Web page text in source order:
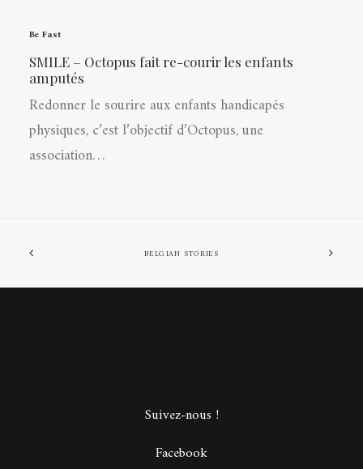
Be Fast
SMILE – Octopus fait re-courir les enfants
amputés
Redonner le sourire aux enfants handicapés
physiques, c’est l’objectif d’Octopus, une
association…
BELGIAN STORIES
Suivez-nous !
Facebook